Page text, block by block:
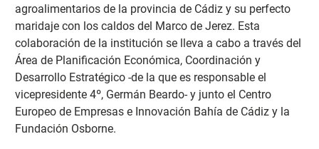
agroalimentarios de la provincia de Cádiz y su perfecto
maridaje con los caldos del Marco de Jerez. Esta
colaboración de la institución se lleva a cabo a través del
Área de Planificación Económica, Coordinación y
Desarrollo Estratégico -de la que es responsable el
vicepresidente 4º, Germán Beardo- y junto el Centro
Europeo de Empresas e Innovación Bahía de Cádiz y la
Fundación Osborne.